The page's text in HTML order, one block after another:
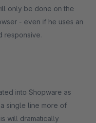
only be done on the
- even if he uses an
responsive.
into Shopware as
single line more of
will dramatically